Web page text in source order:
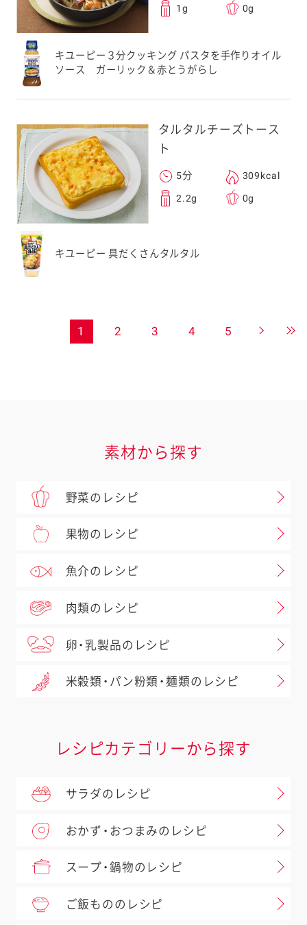
1g 0g
キユーピー３分クッキング パスタを手作りオイル
ソース ガーリック＆赤とうがらし
タルタルチーズトース
ト
5分 309kcal
2.2g 0g
キユーピー 具だくさんタルタル
1 2 3 4 5
素材から探す
野菜のレシピ
果物のレシピ
魚介のレシピ
肉類のレシピ
卵・乳製品のレシピ
米穀類・パン粉類・麺類のレシピ
レシピカテゴリーから探す
サラダのレシピ
おかず・おつまみのレシピ
スープ・鍋物のレシピ
ご飯もののレシピ